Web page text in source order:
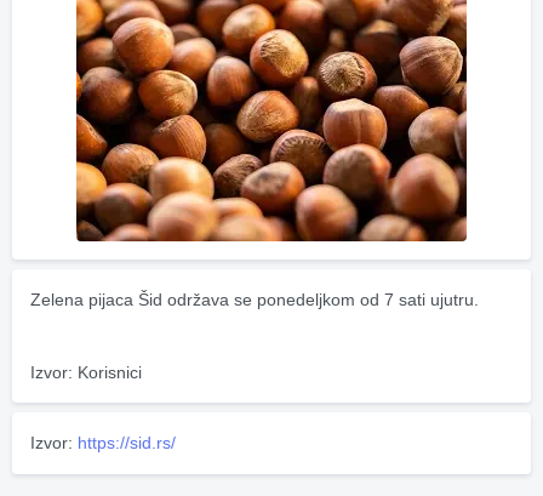
Zelena pijaca Šid održava se ponedeljkom od 7 sati ujutru.
Izvor: Korisnici
Izvor: https://sid.rs/